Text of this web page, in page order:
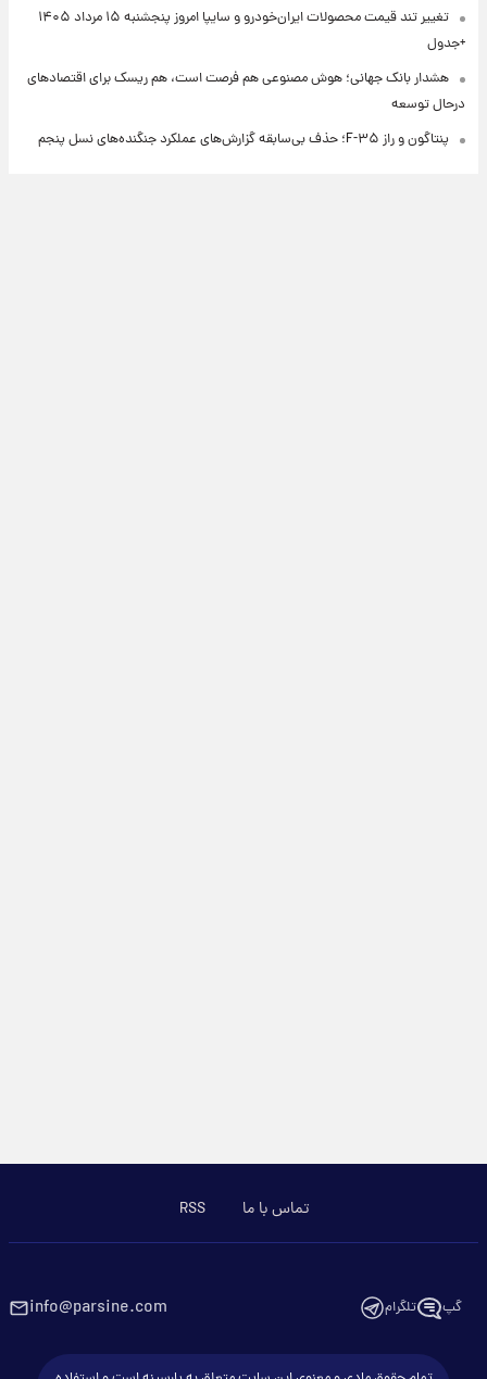
تغییر تند قیمت محصولات ایران‌خودرو و سایپا امروز پنجشنبه ۱۵ مرداد ۱۴۰۵
+جدول
هشدار بانک جهانی؛ هوش مصنوعی هم فرصت است، هم ریسک برای اقتصادهای
درحال توسعه
پنتاگون و راز F-۳۵؛ حذف بی‌سابقه گزارش‌های عملکرد جنگنده‌های نسل پنجم
تماس با ما RSS
گپ تلگرام info@parsine.com